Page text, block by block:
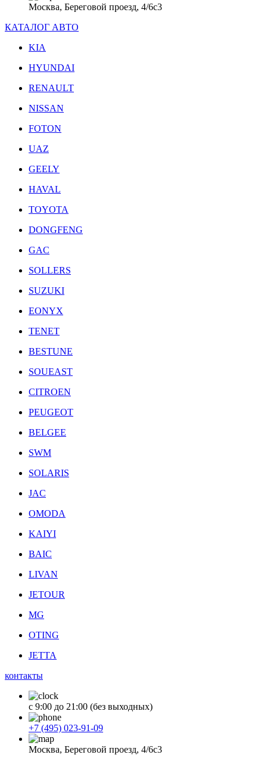
Москва, Береговой проезд, 4/6с3
КАТАЛОГ АВТО
KIA
HYUNDAI
RENAULT
NISSAN
FOTON
UAZ
GEELY
HAVAL
TOYOTA
DONGFENG
GAC
SOLLERS
SUZUKI
EONYX
TENET
BESTUNE
SOUEAST
CITROEN
PEUGEOT
BELGEE
SWM
SOLARIS
JAC
OMODA
KAIYI
BAIC
LIVAN
JETOUR
MG
OTING
JETTA
контакты
с 9:00 до 21:00 (без выходных)
+7 (495) 023-91-09
Москва, Береговой проезд, 4/6с3